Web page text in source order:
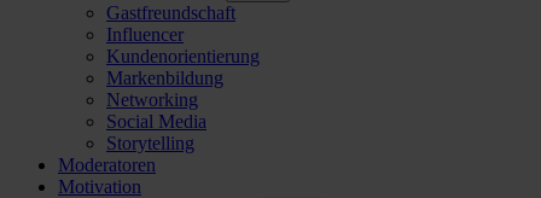
Gastfreundschaft
Influencer
Kundenorientierung
Markenbildung
Networking
Social Media
Storytelling
Moderatoren
Motivation